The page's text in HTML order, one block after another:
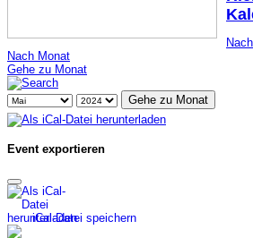
Nach Monat
Gehe zu Monat
Gehe zu Monat
Event exportieren
iCal-Datei speichern